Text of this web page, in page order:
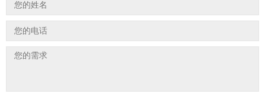
超细反光粉怎么印牢度才会更好？ 2025-06-11
反光粉是永久有效的吗？能用多久？
外墙涂料中怎么添加反光粉使用？